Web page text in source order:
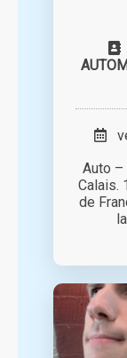
Auto –
Calais.
de